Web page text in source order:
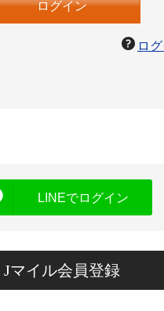
ロ
LINEでログイン
Jマイル会員登録